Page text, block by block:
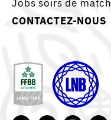
Jobs soirs de match
CONTACTEZ-NOUS